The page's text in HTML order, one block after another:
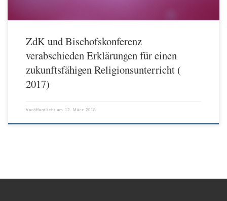
ZdK und Bischofskonferenz
verabschieden Erklärungen für einen
zukunftsfähigen Religionsunterricht (
2017)
Veröffentlicht am 12. März 2018